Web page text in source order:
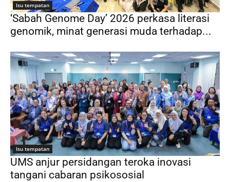
Isu tempatan
‘Sabah Genome Day’ 2026 perkasa literasi
genomik, minat generasi muda terhadap...
Isu tempatan
UMS anjur persidangan teroka inovasi
tangani cabaran psikososial